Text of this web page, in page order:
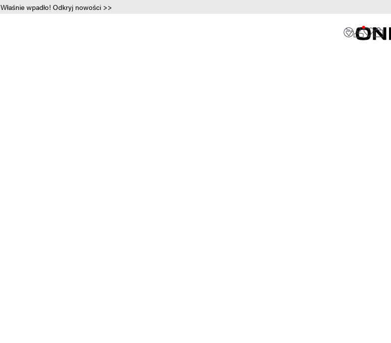
Właśnie wpadło! Odkryj nowości >>